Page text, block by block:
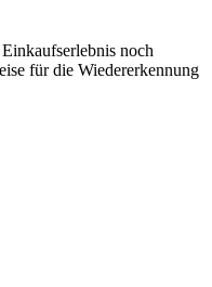
noch
für die Wiedererkennung